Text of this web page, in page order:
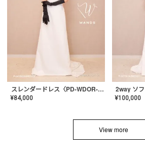
スレンダードレス〈PD-WDOR-2110〉
¥84,000 ¥100,000
View more